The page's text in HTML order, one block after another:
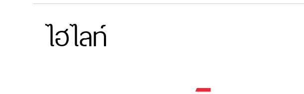
ไฮไลท์